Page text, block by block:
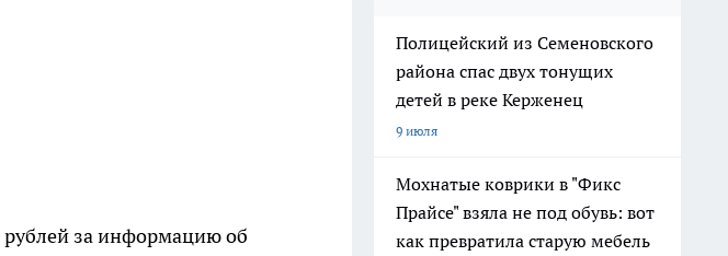
за информацию об
Полицейский из Семеновского
района спас двух тонущих
детей в реке Керженец
9 июля
Мохнатые коврики в "Фикс
Прайсе" взяла не под обувь: вот
как превратила старую мебель